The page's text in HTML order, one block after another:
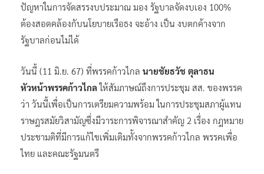
ปัญหาในการจัดสรรงบประมาณ มอง รัฐบาลจัดงบเอง 100%
ต้องสอดคล้องกับนโยบายเรือธง จะอ้าง เป็น งบตกค้างจาก
รัฐบาลก่อนไม่ได้
วันนี้ (11 มิ.ย. 67) ที่พรรคก้าวไกล นายชัยธวัช ตุลาธน
หัวหน้าพรรคก้าวไกล ให้สัมภาษณ์ถึงการประชุม สส. ของพรรค
ว่า วันนี้เพื่อเป็นการเตรียมความพร้อม ในการประชุมสภาผู้แทน
ราษฎรสมัยวิสามัญซึ่งมีวาระการพิจารณาสำคัญ 2 เรื่อง กฎหมาย
ประชามติที่มีการแก้ไขเพิ่มเติมทั้งจากพรรคก้าวไกล พรรคเพื่อ
ไทย และคณะรัฐมนตรี